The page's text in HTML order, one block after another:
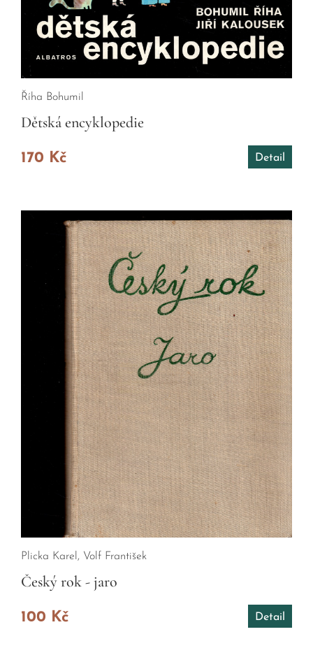
Říha Bohumil
Dětská encyklopedie
170 Kč Detail
Plicka Karel, Volf František
Český rok - jaro
100 Kč Detail